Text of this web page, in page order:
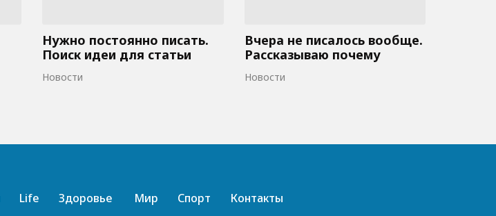
Нужно постоянно писать.
Поиск идеи для статьи
Новости
Вчера не писалось вообще.
Рассказываю почему
Новости
Life Здоровье Мир Спорт Контакты